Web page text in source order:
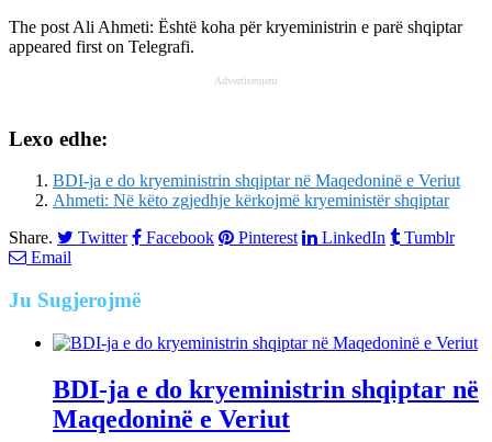
The post Ali Ahmeti: Është koha për kryeministrin e parë shqiptar
appeared first on Telegrafi.
Advertisement
Lexo edhe:
BDI-ja e do kryeministrin shqiptar në Maqedoninë e Veriut
Ahmeti: Në këto zgjedhje kërkojmë kryeministër shqiptar
Share.
Twitter Facebook Pinterest LinkedIn
Tumblr
Email
Ju Sugjerojmë
BDI-ja e do kryeministrin shqiptar në
Maqedoninë e Veriut